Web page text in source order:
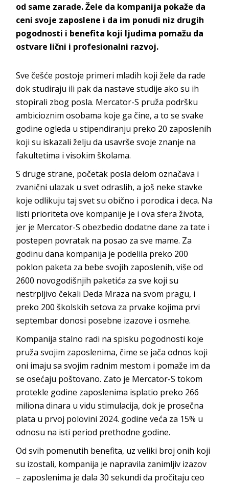
od same zarade. Žele da kompanija pokaže da
ceni svoje zaposlene i da im ponudi niz drugih
pogodnosti i benefita koji ljudima pomažu da
ostvare lični i profesionalni razvoj.
Sve češće postoje primeri mladih koji žele da rade
dok studiraju ili pak da nastave studije ako su ih
stopirali zbog posla. Mercator-S pruža podršku
ambicioznim osobama koje ga čine, a to se svake
godine ogleda u stipendiranju preko 20 zaposlenih
koji su iskazali želju da usavrše svoje znanje na
fakultetima i visokim školama.
S druge strane, početak posla delom označava i
zvanični ulazak u svet odraslih, a još neke stavke
koje odlikuju taj svet su obično i porodica i deca. Na
listi prioriteta ove kompanije je i ova sfera života,
jer je Mercator-S obezbedio dodatne dane za tate i
postepen povratak na posao za sve mame. Za
godinu dana kompanija je podelila preko 200
poklon paketa za bebe svojih zaposlenih, više od
2600 novogodišnjih paketića za sve koji su
nestrpljivo čekali Deda Mraza na svom pragu, i
preko 200 školskih setova za prvake kojima prvi
septembar donosi posebne izazove i osmehe.
Kompanija stalno radi na spisku pogodnosti koje
pruža svojim zaposlenima, čime se jača odnos koji
oni imaju sa svojim radnim mestom i pomaže im da
se osećaju poštovano. Zato je Mercator-S tokom
protekle godine zaposlenima isplatio preko 266
miliona dinara u vidu stimulacija, dok je prosečna
plata u prvoj polovini 2024. godine veća za 15% u
odnosu na isti period prethodne godine.
Od svih pomenutih benefita, uz veliki broj onih koji
su izostali, kompanija je napravila zanimljiv izazov
– zaposlenima je dala 30 sekundi da pročitaju ceo